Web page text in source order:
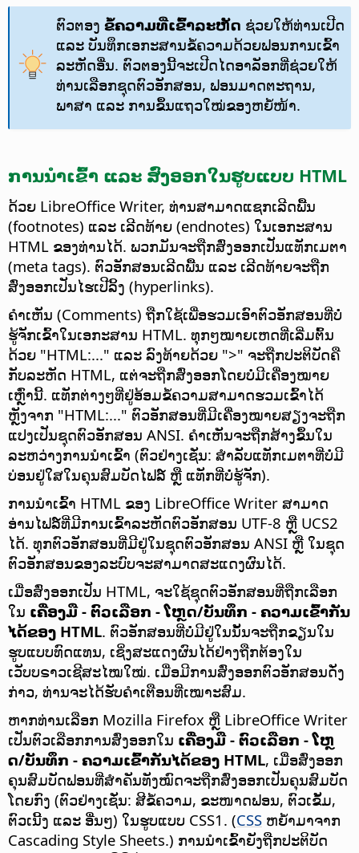
ຕົວຕອງ ຂໍ້ຄວາມທີ່ເຂົ້າລະຫັດ ຊ່ວຍໃຫ້ທ່ານເປີດ
ແລະ ບັນທຶກເອກະສານຂໍ້ຄວາມດ້ວຍຟອນການເຂົ້າ
ລະຫັດອື່ນ. ຕົວຕອງນີ້ຈະເປີດໄດອາລັອກທີ່ຊ່ວຍໃຫ້
ທ່ານເລືອກຊຸດຕົວອັກສອນ, ຟອນມາດຕະຖານ,
ພາສາ ແລະ ການຂຶ້ນແຖວໃໝ່ຂອງຫຍໍ້ໜ້າ.
ການນຳເຂົ້າ ແລະ ສົ່ງອອກໃນຮູບແບບ HTML
ດ້ວຍ LibreOffice Writer, ທ່ານສາມາດແຊກເລີດພື້ນ
(footnotes) ແລະ ເລີດທ້າຍ (endnotes) ໃນເອກະສານ
HTML ຂອງທ່ານໄດ້. ພວກມັນຈະຖືກສົ່ງອອກເປັນແທັກເມຕາ
(meta tags). ຕົວອັກສອນເລີດພື້ນ ແລະ ເລີດທ້າຍຈະຖືກ
ສົ່ງອອກເປັນໄຮເປີລິ້ງ (hyperlinks).
ຄຳເຫັນ (Comments) ຖືກໃຊ້ເພື່ອຮວມເອົາຕົວອັກສອນທີ່ບໍ່
ຮູ້ຈັກເຂົ້າໃນເອກະສານ HTML. ທຸກໆໝາຍເຫດທີ່ເລີ່ມຕົ້ນ
ດ້ວຍ "HTML:..." ແລະ ລົງທ້າຍດ້ວຍ ">" ຈະຖືກປະຕິບັດຄື
ກັບລະຫັດ HTML, ແຕ່ຈະຖືກສົ່ງອອກໂດຍບໍ່ມີເຄື່ອງໝາຍ
ເຫຼົ່ານີ້. ແທັກຕ່າງໆທີ່ຢູ່ອ້ອມຂໍ້ຄວາມສາມາດຮວມເຂົ້າໄດ້
ຫຼັງຈາກ "HTML:..." ຕົວອັກສອນທີ່ມີເຄື່ອງໝາຍສຽງຈະຖືກ
ແປງເປັນຊຸດຕົວອັກສອນ ANSI. ຄຳເຫັນຈະຖືກສ້າງຂຶ້ນໃນ
ລະຫວ່າງການນຳເຂົ້າ (ຕົວຢ່າງເຊັ່ນ: ສຳລັບແທັກເມຕາທີ່ບໍ່ມີ
ບ່ອນຢູ່ໃສໃນຄຸນສົມບັດໄຟລ໌ ຫຼື ແທັກທີ່ບໍ່ຮູ້ຈັກ).
ການນຳເຂົ້າ HTML ຂອງ LibreOffice Writer ສາມາດ
ອ່ານໄຟລ໌ທີ່ມີການເຂົ້າລະຫັດຕົວອັກສອນ UTF-8 ຫຼື UCS2
ໄດ້. ທຸກຕົວອັກສອນທີ່ມີຢູ່ໃນຊຸດຕົວອັກສອນ ANSI ຫຼື ໃນຊຸດ
ຕົວອັກສອນຂອງລະບົບຈະສາມາດສະແດງຜົນໄດ້.
ເມື່ອສົ່ງອອກເປັນ HTML, ຈະໃຊ້ຊຸດຕົວອັກສອນທີ່ຖືກເລືອກ
ໃນ ເຄື່ອງມື - ຕົວເລືອກ - ໂຫຼດ/ບັນທຶກ - ຄວາມເຂົ້າກັນ
ໄດ້ຂອງ HTML. ຕົວອັກສອນທີ່ບໍ່ມີຢູ່ໃນນັ້ນຈະຖືກຂຽນໃນ
ຮູບແບບທົດແທນ, ເຊິ່ງສະແດງຜົນໄດ້ຢ່າງຖືກຕ້ອງໃນ
ເວັບບຣາວເຊີສະໄໝໃໝ່. ເມື່ອມີການສົ່ງອອກຕົວອັກສອນດັ່ງ
ກ່າວ, ທ່ານຈະໄດ້ຮັບຄຳເຕືອນທີ່ເໝາະສົມ.
ຫາກທ່ານເລືອກ Mozilla Firefox ຫຼື LibreOffice Writer
ເປັນຕົວເລືອກການສົ່ງອອກໃນ ເຄື່ອງມື - ຕົວເລືອກ - ໂຫຼ
ດ/ບັນທຶກ - ຄວາມເຂົ້າກັນໄດ້ຂອງ HTML, ເມື່ອສົ່ງອອກ
ຄຸນສົມບັດຟອນທີ່ສຳຄັນທັງໝົດຈະຖືກສົ່ງອອກເປັນຄຸນສົມບັດ
ໂດຍກົງ (ຕົວຢ່າງເຊັ່ນ: ສີຂໍ້ຄວາມ, ຂະໜາດຟອນ, ຕົວເຂັ້ມ,
ຕົວເນີ້ງ ແລະ ອື່ນໆ) ໃນຮູບແບບ CSS1. (CSS ຫຍໍ້າມາຈາກ
Cascading Style Sheets.) ການນຳເຂົ້າຍັງຖືກປະຕິບັດ